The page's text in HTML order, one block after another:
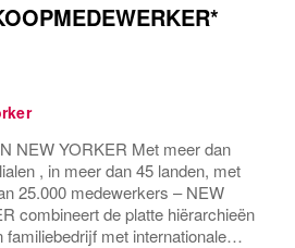
NEW YORKER Met meer dan
, in meer dan 45 landen, met
25.000 medewerkers – NEW
combineert de platte hiërarchieën
familiebedrijf met internationale